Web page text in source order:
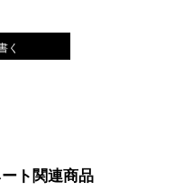
く
ト関連商品